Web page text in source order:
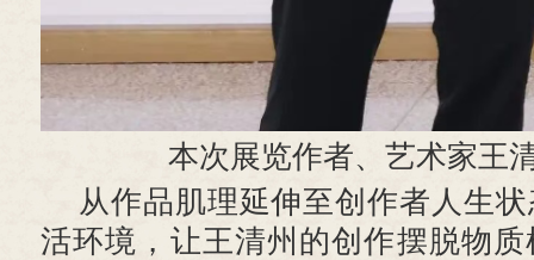
本次展览作者、艺术家王
从作品肌理延伸至创作者人生
活环境，让王清州的创作摆脱物